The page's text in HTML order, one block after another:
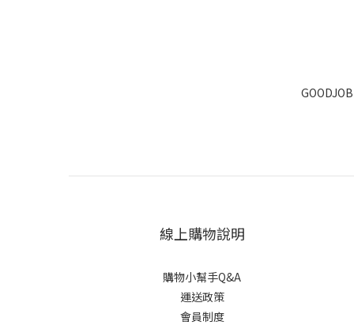
線上購物說明
購物小幫手Q&A
運送政策
會員制度